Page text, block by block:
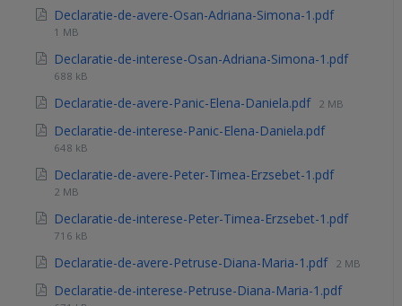
Declaratie-de-avere-Osan-Adriana-Simona-1.pdf
1 MB
Declaratie-de-interese-Osan-Adriana-Simona-1.pdf
688 kB
Declaratie-de-avere-Panic-Elena-Daniela.pdf 2 MB
Declaratie-de-interese-Panic-Elena-Daniela.pdf
648 kB
Declaratie-de-avere-Peter-Timea-Erzsebet-1.pdf
2 MB
Declaratie-de-interese-Peter-Timea-Erzsebet-1.pdf
716 kB
Declaratie-de-avere-Petruse-Diana-Maria-1.pdf 2 MB
Declaratie-de-interese-Petruse-Diana-Maria-1.pdf